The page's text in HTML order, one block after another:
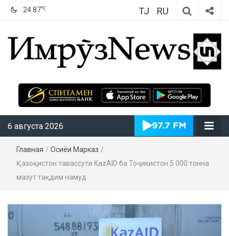
24.87℃ TJ RU
ИмрӯзNews
6 августа 2026
Главная / Осиёи Марказӣ /
Қазоқистон тавассути KazAID ба Тоҷикистон 5 000 тонна
мазут тақдим намуд